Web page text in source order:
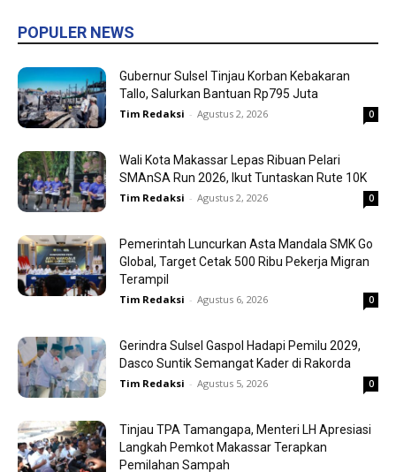
POPULER NEWS
Gubernur Sulsel Tinjau Korban Kebakaran
Tallo, Salurkan Bantuan Rp795 Juta
Tim Redaksi - Agustus 2, 2026 0
Wali Kota Makassar Lepas Ribuan Pelari
SMAnSA Run 2026, Ikut Tuntaskan Rute 10K
Tim Redaksi - Agustus 2, 2026 0
Pemerintah Luncurkan Asta Mandala SMK Go
Global, Target Cetak 500 Ribu Pekerja Migran
Terampil
Tim Redaksi - Agustus 6, 2026 0
Gerindra Sulsel Gaspol Hadapi Pemilu 2029,
Dasco Suntik Semangat Kader di Rakorda
Tim Redaksi - Agustus 5, 2026 0
Tinjau TPA Tamangapa, Menteri LH Apresiasi
Langkah Pemkot Makassar Terapkan
Pemilahan Sampah